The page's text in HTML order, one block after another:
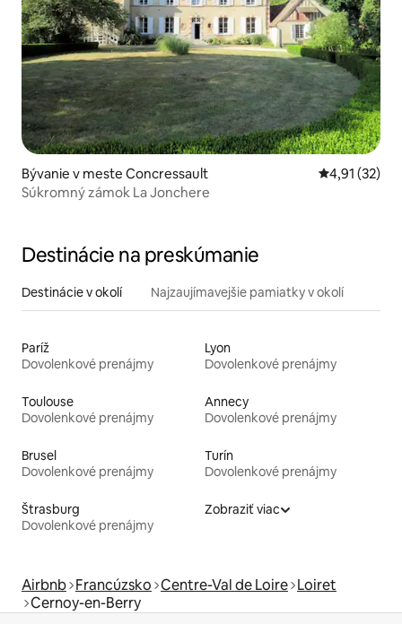
Bývanie v meste Concressault Priemerné
4,91 (32)
Súkromný zámok La Jonchere
Destinácie na preskúmanie
Destinácie v okolí Najzaujímavejšie pamiatky v okolí
Paríž
Dovolenkové prenájmy
Lyon
Dovolenkové prenájmy
Toulouse
Dovolenkové prenájmy
Annecy
Dovolenkové prenájmy
Brusel
Dovolenkové prenájmy
Turín
Dovolenkové prenájmy
Štrasburg
Dovolenkové prenájmy
Zobraziť viac
Airbnb Francúzsko Centre-Val de Loire Loiret
Cernoy-en-Berry